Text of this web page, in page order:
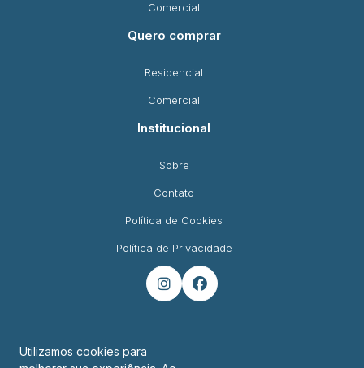
Comercial
Quero comprar
Residencial
Comercial
Institucional
Sobre
Contato
Política de Cookies
Política de Privacidade
 
Utilizamos cookies para